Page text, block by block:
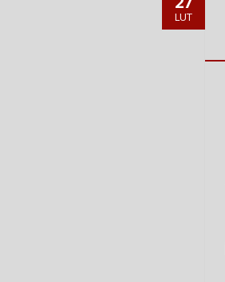
LUT